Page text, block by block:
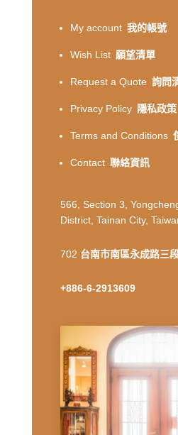
My account 我的帳號
Wish List 願望清單
Request a Quote 詢問
Privacy Policy 隱私政策
Terms and Conditions
Contact 聯絡資訊
566, Section 3,
District, Tainan City,
702 台南市南區永成路三
+886-6-2913609